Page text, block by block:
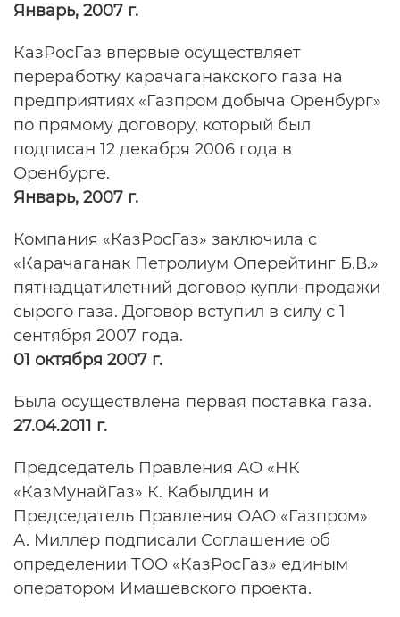
Январь, 2007 г.
КазРосГаз впервые осуществляет
переработку карачаганакского газа на
предприятиях «Газпром добыча Оренбург»
по прямому договору, который был
подписан 12 декабря 2006 года в
Оренбурге.
Январь, 2007 г.
Компания «КазРосГаз» заключила с
«Карачаганак Петролиум Оперейтинг Б.В.»
пятнадцатилетний договор купли-продажи
сырого газа. Договор вступил в силу с 1
сентября 2007 года.
01 октября 2007 г.
Была осуществлена первая поставка газа.
27.04.2011 г.
Председатель Правления АО «НК
«КазМунайГаз» К. Кабылдин и
Председатель Правления ОАО «Газпром»
А. Миллер подписали Соглашение об
определении ТОО «КазРосГаз» единым
оператором Имашевского проекта.